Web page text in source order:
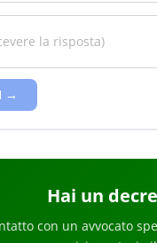
→
Hai un
con un avvocato